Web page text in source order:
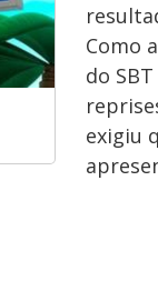
Como
do
exigiu